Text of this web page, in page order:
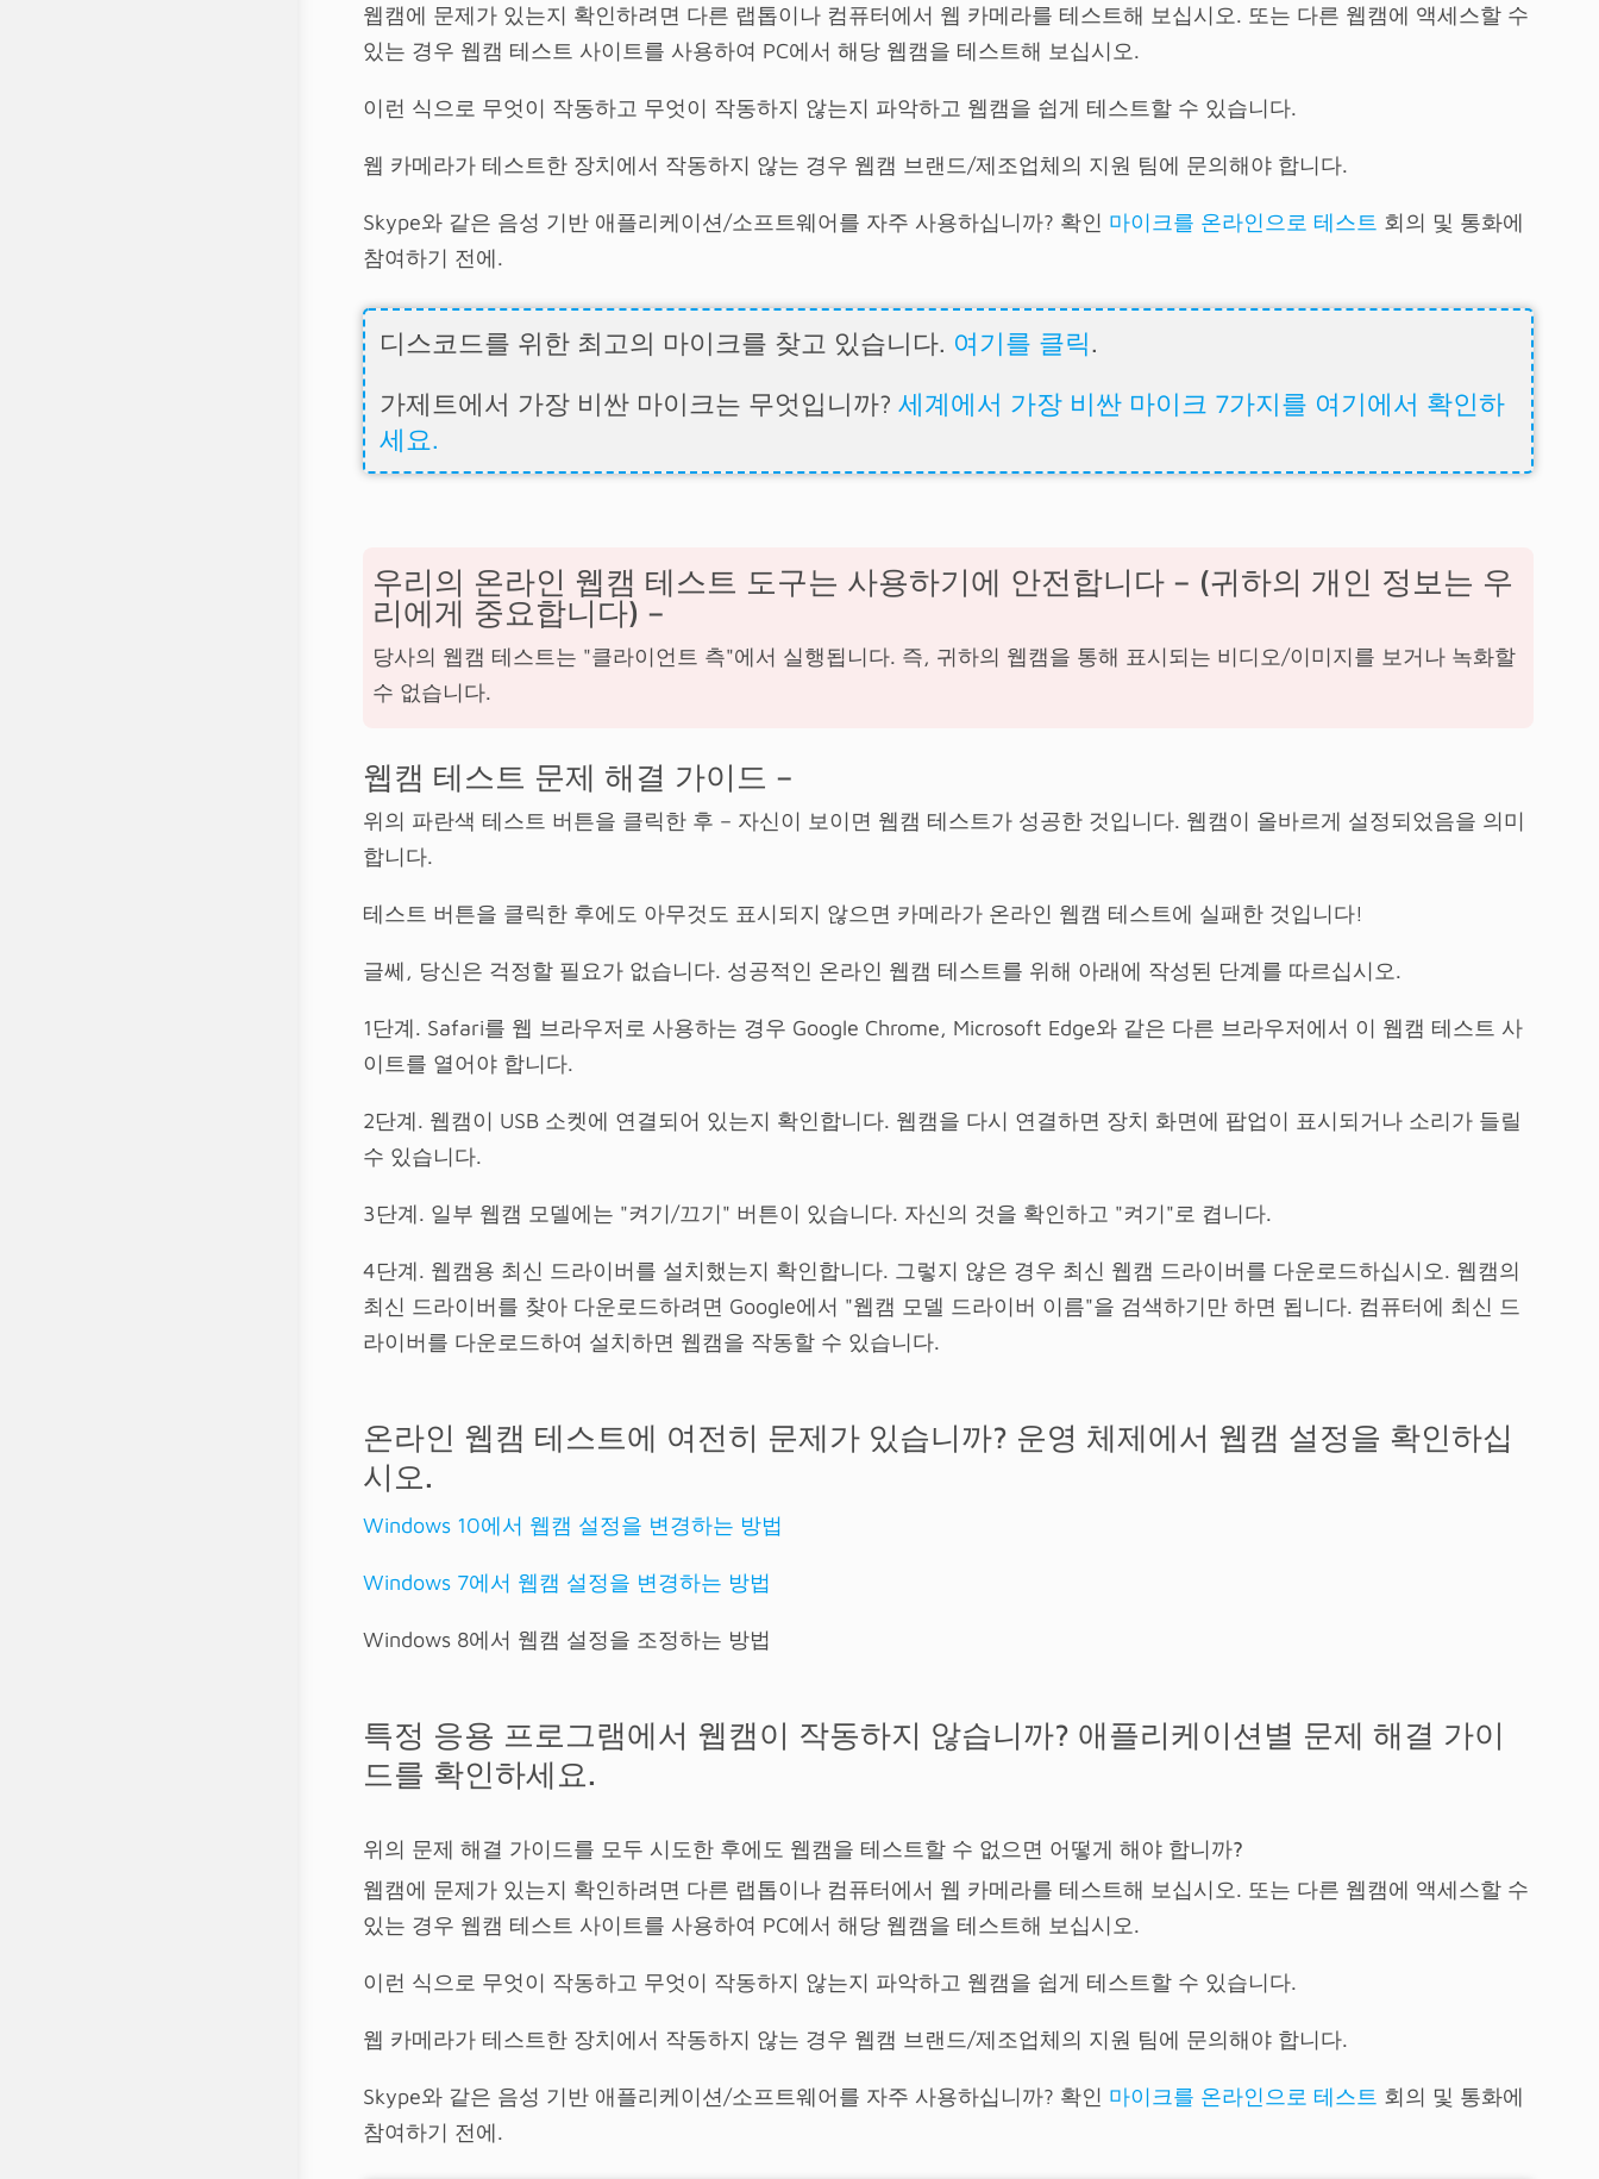
웹캠에 문제가 있는지 확인하려면 다른 랩톱이나 컴퓨터에서 웹 카메라를 테스트해 보십시오. 또는 다른 웹캠에 액세스할 수
있는 경우 웹캠 테스트 사이트를 사용하여 PC에서 해당 웹캠을 테스트해 보십시오.
이런 식으로 무엇이 작동하고 무엇이 작동하지 않는지 파악하고 웹캠을 쉽게 테스트할 수 있습니다.
웹 카메라가 테스트한 장치에서 작동하지 않는 경우 웹캠 브랜드/제조업체의 지원 팀에 문의해야 합니다.
Skype와 같은 음성 기반 애플리케이션/소프트웨어를 자주 사용하십니까? 확인 마이크를 온라인으로 테스트 회의 및 통화에
참여하기 전에.
디스코드를 위한 최고의 마이크를 찾고 있습니다. 여기를 클릭.
가제트에서 가장 비싼 마이크는 무엇입니까? 세계에서 가장 비싼 마이크 7가지를 여기에서 확인하
세요.
우리의 온라인 웹캠 테스트 도구는 사용하기에 안전합니다 – (귀하의 개인 정보는 우
리에게 중요합니다) –
당사의 웹캠 테스트는 "클라이언트 측"에서 실행됩니다. 즉, 귀하의 웹캠을 통해 표시되는 비디오/이미지를 보거나 녹화할
수 없습니다.
웹캠 테스트 문제 해결 가이드 –
위의 파란색 테스트 버튼을 클릭한 후 – 자신이 보이면 웹캠 테스트가 성공한 것입니다. 웹캠이 올바르게 설정되었음을 의미
합니다.
테스트 버튼을 클릭한 후에도 아무것도 표시되지 않으면 카메라가 온라인 웹캠 테스트에 실패한 것입니다!
글쎄, 당신은 걱정할 필요가 없습니다. 성공적인 온라인 웹캠 테스트를 위해 아래에 작성된 단계를 따르십시오.
1단계. Safari를 웹 브라우저로 사용하는 경우 Google Chrome, Microsoft Edge와 같은 다른 브라우저에서 이 웹캠 테스트 사
이트를 열어야 합니다.
2단계. 웹캠이 USB 소켓에 연결되어 있는지 확인합니다. 웹캠을 다시 연결하면 장치 화면에 팝업이 표시되거나 소리가 들릴
수 있습니다.
3단계. 일부 웹캠 모델에는 "켜기/끄기" 버튼이 있습니다. 자신의 것을 확인하고 "켜기"로 켭니다.
4단계. 웹캠용 최신 드라이버를 설치했는지 확인합니다. 그렇지 않은 경우 최신 웹캠 드라이버를 다운로드하십시오. 웹캠의
최신 드라이버를 찾아 다운로드하려면 Google에서 "웹캠 모델 드라이버 이름"을 검색하기만 하면 됩니다. 컴퓨터에 최신 드
라이버를 다운로드하여 설치하면 웹캠을 작동할 수 있습니다.
온라인 웹캠 테스트에 여전히 문제가 있습니까? 운영 체제에서 웹캠 설정을 확인하십
시오.
Windows 10에서 웹캠 설정을 변경하는 방법
Windows 7에서 웹캠 설정을 변경하는 방법
Windows 8에서 웹캠 설정을 조정하는 방법
특정 응용 프로그램에서 웹캠이 작동하지 않습니까? 애플리케이션별 문제 해결 가이
드를 확인하세요.
위의 문제 해결 가이드를 모두 시도한 후에도 웹캠을 테스트할 수 없으면 어떻게 해야 합니까?
웹캠에 문제가 있는지 확인하려면 다른 랩톱이나 컴퓨터에서 웹 카메라를 테스트해 보십시오. 또는 다른 웹캠에 액세스할 수
있는 경우 웹캠 테스트 사이트를 사용하여 PC에서 해당 웹캠을 테스트해 보십시오.
이런 식으로 무엇이 작동하고 무엇이 작동하지 않는지 파악하고 웹캠을 쉽게 테스트할 수 있습니다.
웹 카메라가 테스트한 장치에서 작동하지 않는 경우 웹캠 브랜드/제조업체의 지원 팀에 문의해야 합니다.
Skype와 같은 음성 기반 애플리케이션/소프트웨어를 자주 사용하십니까? 확인 마이크를 온라인으로 테스트 회의 및 통화에
참여하기 전에.